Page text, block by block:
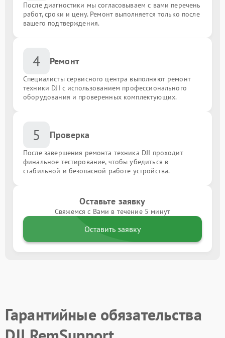
После диагностики мы согласовываем с вами перечень
работ, сроки и цену. Ремонт выполняется только после
вашего подтверждения.
4 Ремонт
Специалисты сервисного центра выполняют ремонт
техники DJI с использованием профессионального
оборудования и проверенных комплектующих.
5 Проверка
После завершения ремонта техника DJI проходит
финальное тестирование, чтобы убедиться в
стабильной и безопасной работе устройства.
Оставьте заявку
Свяжемся с Вами в течение 5 минут
Оставить заявку
Гарантийные обязательства